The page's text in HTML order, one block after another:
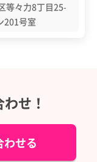
等々力8丁目25-
201号室
せ！
わせる